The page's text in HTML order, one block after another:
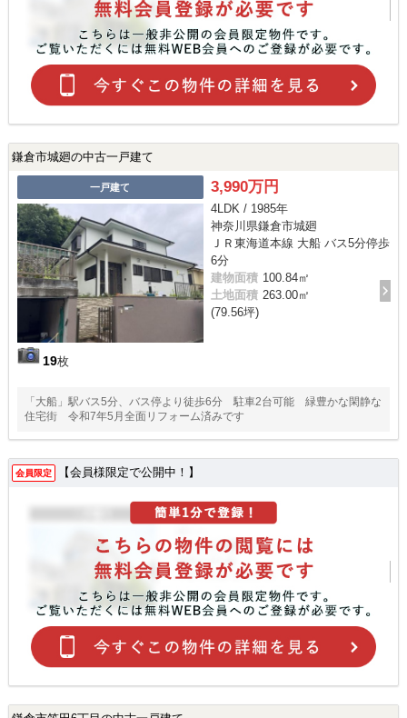
鎌倉市城廻の中古一戸建て
一戸建て
19枚
3,990万円
4LDK / 1985年
神奈川県鎌倉市城廻
ＪＲ東海道本線 大船 バス5分停歩
6分
建物面積 100.84㎡
土地面積 263.00㎡
(79.56坪)
「大船」駅バス5分、バス停より徒歩6分 駐車2台可能 緑豊かな閑静な
住宅街 令和7年5月全面リフォーム済みです
会員限定 【会員様限定で公開中！】